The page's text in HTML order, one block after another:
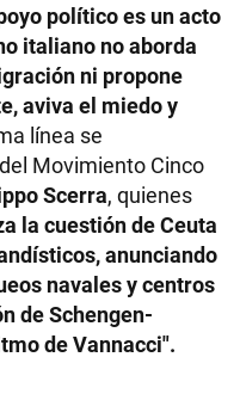
político es un acto
italiano no aborda
ni propone
aviva el miedo y
línea se
Movimiento Cinco
Scerra, quienes
la cuestión de Ceuta
anunciando
navales y centros
de Schengen-
de Vannacci".